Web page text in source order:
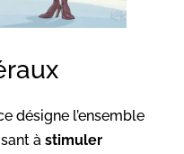
désigne l’ensemble
à stimuler